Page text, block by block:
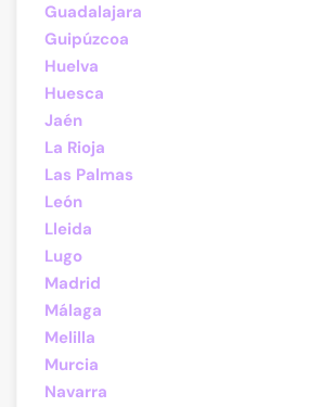
Guadalajara
Guipúzcoa
Huelva
Huesca
Jaén
La Rioja
Las Palmas
León
Lleida
Lugo
Madrid
Málaga
Melilla
Murcia
Navarra